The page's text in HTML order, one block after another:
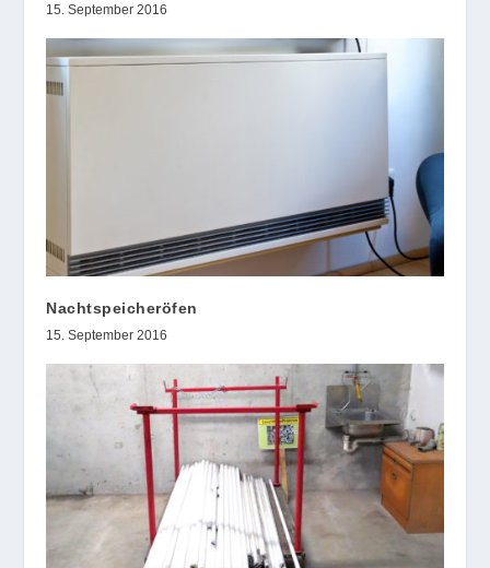
15. September 2016
Nachtspeicheröfen
15. September 2016